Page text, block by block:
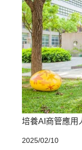
培養AI商管應用
2025/02/10